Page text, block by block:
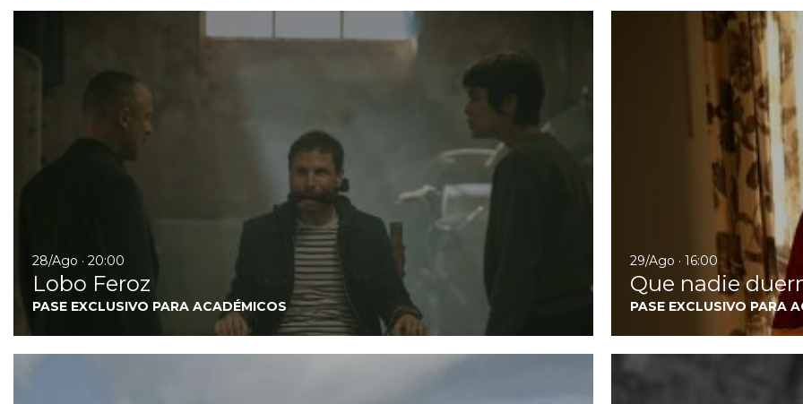
28/Ago · 20:00
Lobo Feroz
PASE EXCLUSIVO PARA ACADÉMICOS
29/Ago · 16:00
Que nadie
PASE EXCLUSIVO PARA
Ir a El amor de Andrea